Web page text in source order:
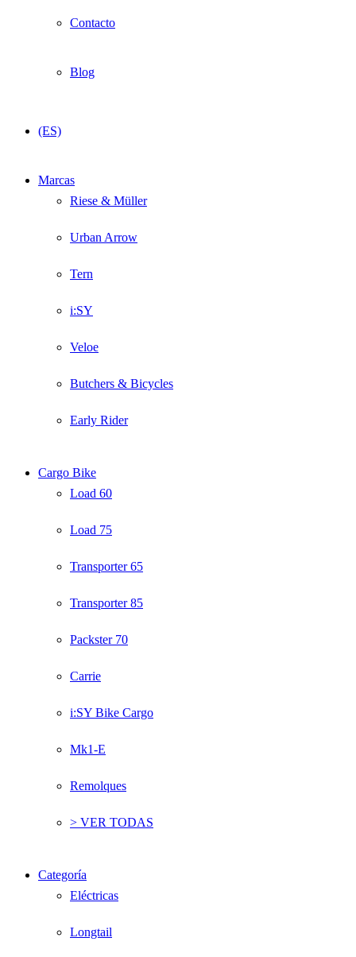
Contacto
Blog
(ES)
Marcas
Riese & Müller
Urban Arrow
Tern
i:SY
Veloe
Butchers & Bicycles
Early Rider
Cargo Bike
Load 60
Load 75
Transporter 65
Transporter 85
Packster 70
Carrie
i:SY Bike Cargo
Mk1-E
Remolques
> VER TODAS
Categoría
Eléctricas
Longtail